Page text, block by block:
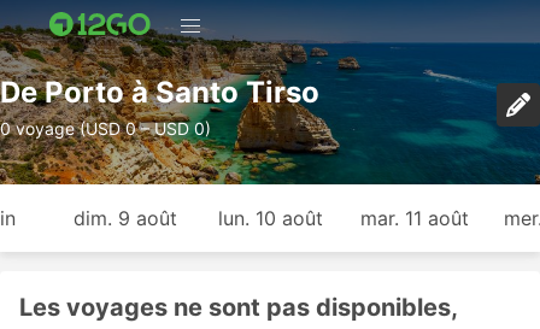
De Porto à Santo Tirso
0 voyage (USD 0 – USD 0)
dim. 9 août lun. 10 août mar. 11 août
Les voyages ne sont pas disponibles,